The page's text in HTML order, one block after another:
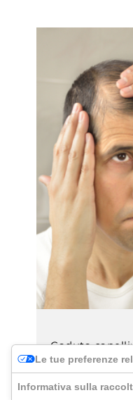
Caduta
e prevenzione
Un ricambio
Le tue preferenze
Informativa sulla